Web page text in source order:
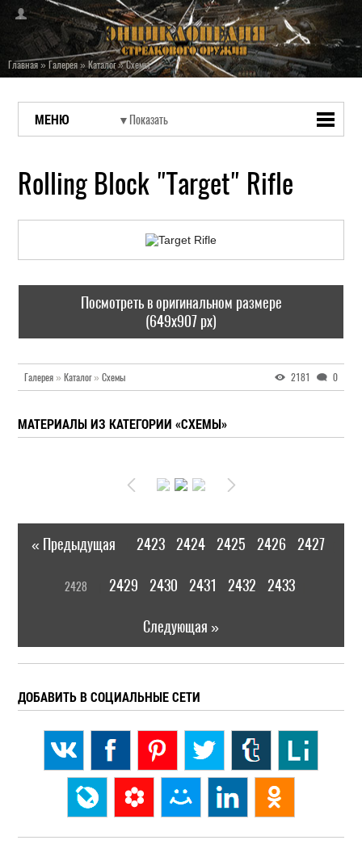
Главная»Галерея»Каталог»Схемы
МЕНЮ
Rolling Block "Target" Rifle
Посмотреть в оригинальном размере
(649x907 px)
Галерея » Каталог» Схемы 2181 0
МАТЕРИАЛЫ ИЗ КАТЕГОРИИ «СХЕМЫ»
« Предыдущая 2423 2424 2425 2426 2427
2428 2429 2430 2431 2432 2433
Следующая »
ДОБАВИТЬ В СОЦИАЛЬНЫЕ СЕТИ